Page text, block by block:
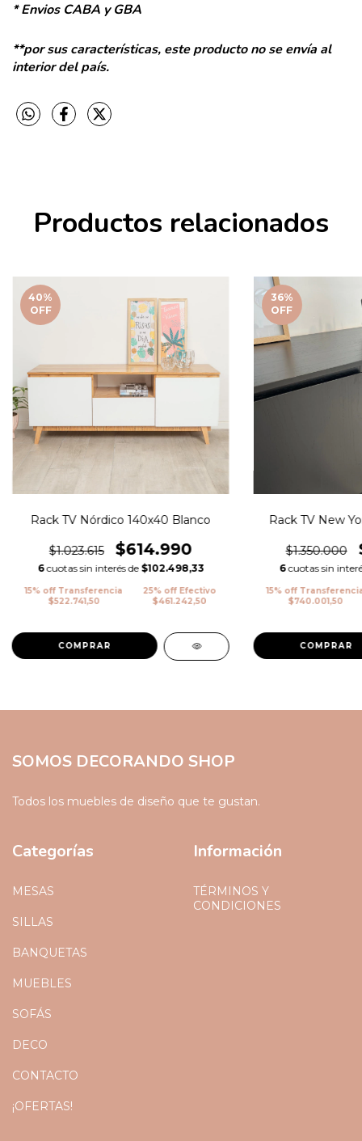
* Envios CABA y GBA
**por sus características, este producto no se envía al
interior del país.
Productos relacionados
40%
OFF
Rack TV Nórdico 140x40 Blanco
$1.023.615 $614.990
6 cuotas sin interés de $102.498,33
15% off Transferencia
$522.741,50
25% off Efectivo
$461.242,50
COMPRAR
36%
OFF
Rack TV New
$1.350.000
6 cuotas sin
15% off
$740.001,50
COMPRAR
SOMOS DECORANDO SHOP
Todos los muebles de diseño que te gustan.
Categorías
MESAS
SILLAS
BANQUETAS
MUEBLES
SOFÁS
DECO
CONTACTO
¡OFERTAS!
Información
TÉRMINOS Y
CONDICIONES